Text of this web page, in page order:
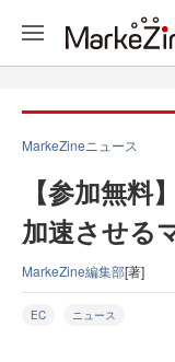
MarkeZineニュース
【参加無料
加速させる
MarkeZine編集部[著]
EC ニュース